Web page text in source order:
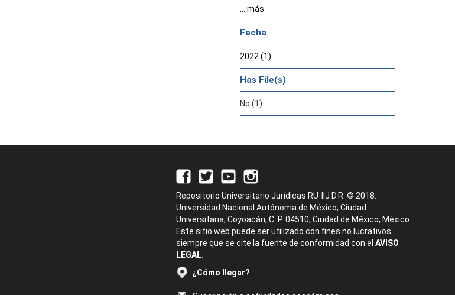
... más
Fecha
2022 (1)
Has File(s)
No (1)
Repositorio Universitario Jurídicas RU-IIJ D.R. © 2018.
Universidad Nacional Autónoma de México, Ciudad
Universitaria, Coyoacán, C. P. 04510, Ciudad de México, México.
Este sitio web puede ser utilizado con fines no lucrativos
siempre que se cite la fuente de conformidad con el AVISO
LEGAL.
¿Cómo llegar?